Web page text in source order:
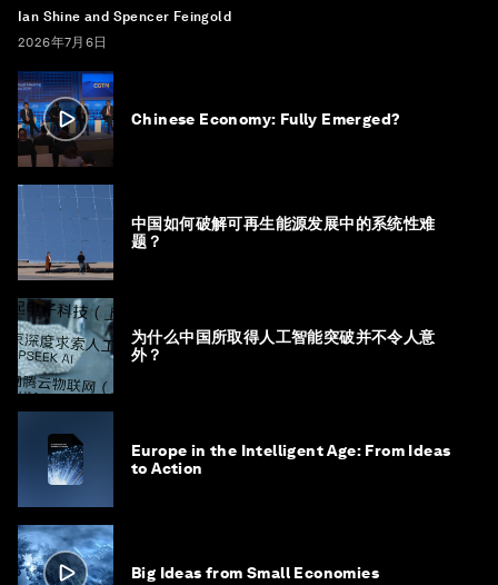
Ian Shine and Spencer Feingold
2026年7月6日
Chinese Economy: Fully Emerged?
中国如何破解可再生能源发展中的系统性难
题？
为什么中国所取得人工智能突破并不令人意
外？
Europe in the Intelligent Age: From Ideas
to Action
Big Ideas from Small Economies